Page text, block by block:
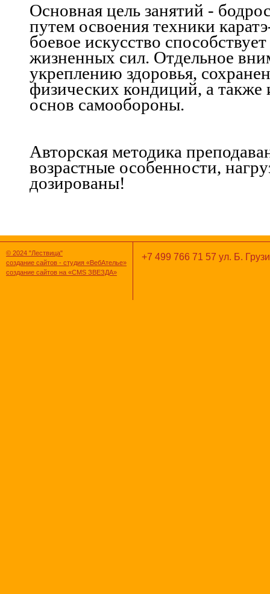
Основная цель занятий -
путем освоения техники
боевое искусство
жизненных сил. Отдельное
укреплению здоровья,
физических кондиций, а также
основ самообороны.
Авторская методика
возрастные особенности,
дозированы!
© 2024 "Лествица"
создание сайтов - студия «ВебАтелье»
создание сайтов на «CMS ЗВЕЗДА»
+7 499 766 71 57 ул. Б.